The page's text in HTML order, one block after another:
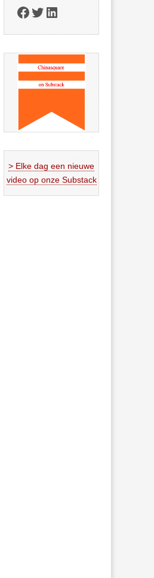
Facebook
Twitter
LinkedIn
> Elke dag een nieuwe
video op onze Substack